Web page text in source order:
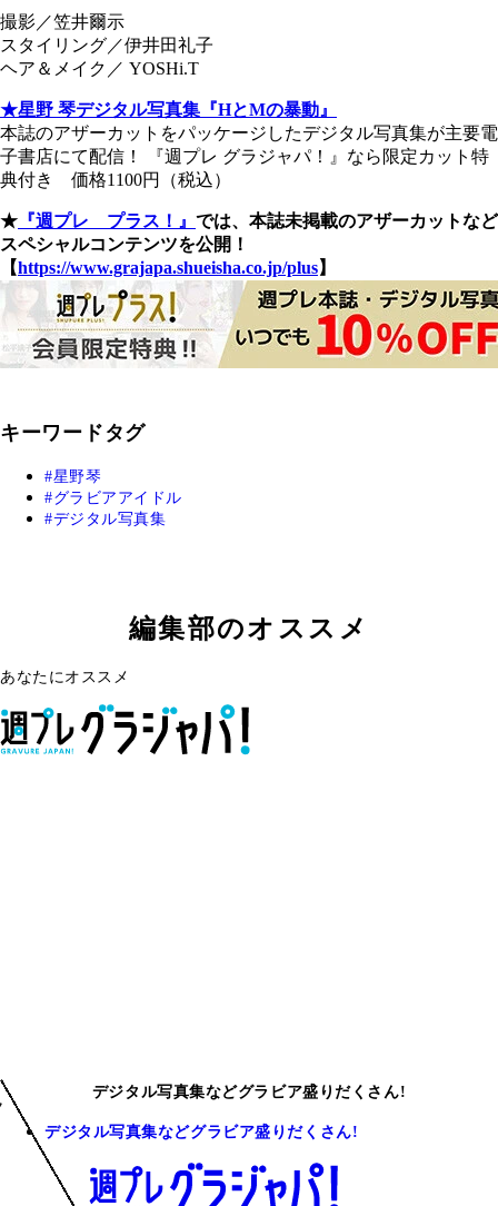
撮影／笠井爾示
スタイリング／伊井田礼子
ヘア＆メイク／ YOSHi.T
★星野 琴デジタル写真集『HとMの暴動』
本誌のアザーカットをパッケージしたデジタル写真集が主要電
子書店にて配信！ 『週プレ グラジャパ！』なら限定カット特
典付き 価格1100円（税込）
★ 『週プレ プラス！』 では、本誌未掲載のアザーカットなど
スペシャルコンテンツを公開！
【https://www.grajapa.shueisha.co.jp/plus】
キーワードタグ
星野琴
グラビアアイドル
デジタル写真集
編集部のオススメ
あなたにオススメ
デジタル写真集などグラビア盛りだくさん!
デジタル写真集などグラビア盛りだくさん!